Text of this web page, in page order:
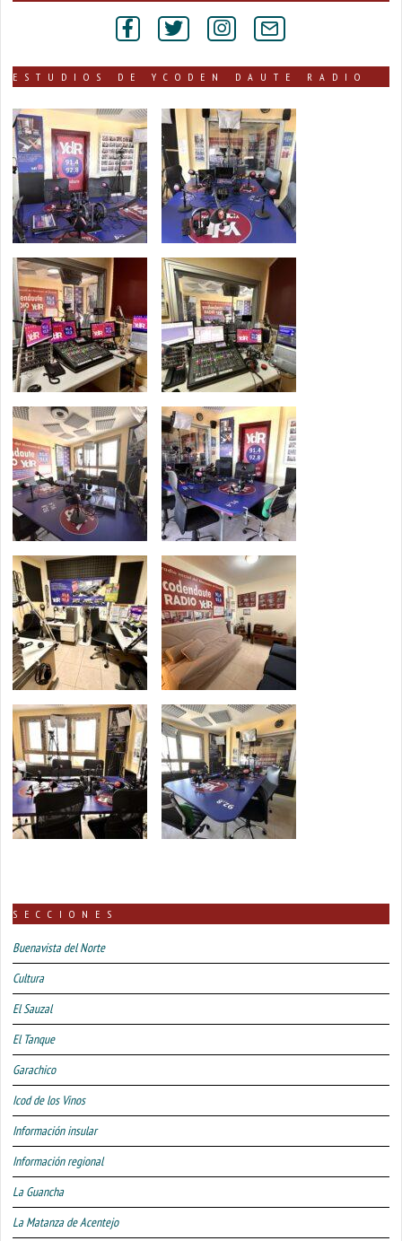
ESTUDIOS DE YCODEN DAUTE RADIO
SECCIONES
Buenavista del Norte
Cultura
El Sauzal
El Tanque
Garachico
Icod de los Vinos
Información insular
Información regional
La Guancha
La Matanza de Acentejo